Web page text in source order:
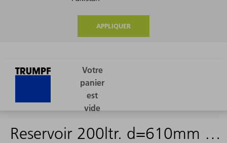
APPLIQUER
Reservoir 200ltr. d=610mm h=883mm